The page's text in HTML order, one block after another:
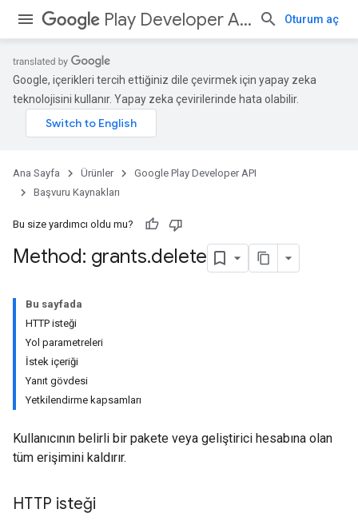
Play Developer API Oturum aç
Google, içerikleri tercih ettiğiniz dile çevirmek için yapay zeka
teknolojisini kullanır. Yapay zeka çevirilerinde hata olabilir.
Ana Sayfa Ürünler
Google Play Developer API
Başvuru Kaynakları
Bu size yardımcı oldu mu?
Method: grants.delete
Bu sayfada
HTTP isteği
Yol parametreleri
İstek içeriği
Yanıt gövdesi
Yetkilendirme kapsamları
Kullanıcının belirli bir pakete veya geliştirici hesabına olan
tüm erişimini kaldırır.
HTTP isteği